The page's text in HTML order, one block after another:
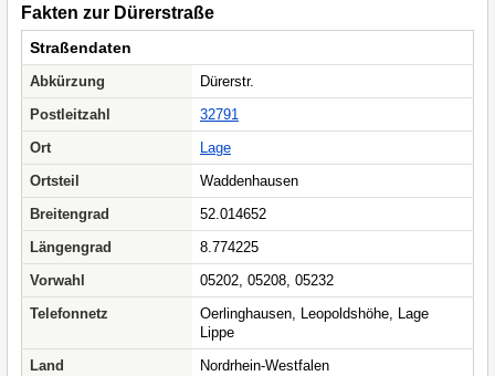
Fakten zur Dürerstraße
Straßendaten
Abkürzung
Dürerstr.
Postleitzahl
32791
Ort
Lage
Ortsteil
Waddenhausen
Breitengrad
52.014652
Längengrad
8.774225
Vorwahl
05202, 05208, 05232
Telefonnetz
Oerlinghausen, Leopoldshöhe, Lage
Lippe
Land
Nordrhein-Westfalen